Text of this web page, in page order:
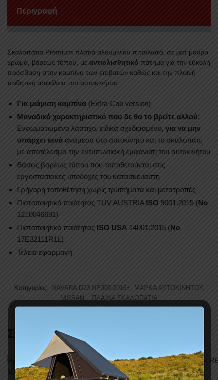
CAB
ποσότητα
Περιγραφή
Σκαλοπάτια Premium πλατιά αλουμινίου πιτσιλωτά, σε ματ μαύρο
χρώμα, βαρέως τύπου, με αντιολισθητικό πάτημα για την εύκολη
πρόσβαση στην καμπίνα των επιβατών καθώς και την πλαϊνή
παθητική ασφάλεια του αυτοκινήτου
Για μιάμιση καμπίνα (Extra-Cab version)
Μοναδικό χαρακτηριστικό που δε θα το βρείτε αλλού:
Ενσωματωμένο λάστιχο, ειδικά σχεδιασμένο, για να μην
υπάρχει κενό ανάμεσα στο αυτοκίνητο και το σκαλοπάτι,
με αποτέλεσμα την εντυπωσιακή εμφάνιση του αυτοκινήτου
Βάσεις βαρέως τύπου που τοποθετούνται στις
εργοστασιακές υποδοχές του κατασκευαστή
Γρήγορη τοποθέτηση χωρίς τρυπήματα και μετατροπές
Πιστοποιητικό ποιότητας TUV AUSTRIA ISO 9001:2015 (No
1210046691)
Πιστοποιητικό ποιότητας ISO USA 14001:2015 (No
17E32111R1L)
Τέλεια εφαρμογή
Κατηγορίες: NAVARA D23 NP300 2016+, ΜΑΡΚΑ ΑΥΤΟΚΙΝΗΤΟΥ,
NISSAN,ΠΛΑΙΝΑ ΣΚΑΛΟΠΑΤΙΑ
Σχετικά προϊόντα